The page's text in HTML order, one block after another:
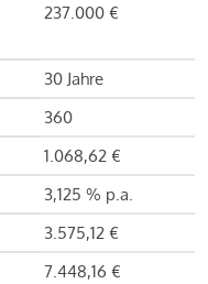
237.000 €
30 Jahre
360
1.068,62 €
3,125 % p.a.
3.575,12 €
7.448,16 €